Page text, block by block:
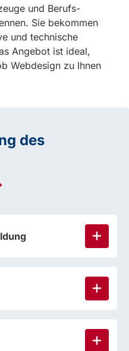
und Berufs-
Sie bekommen
und technische
Angebot ist ideal,
Webdesign zu Ihnen
des